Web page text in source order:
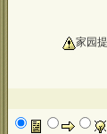
家园